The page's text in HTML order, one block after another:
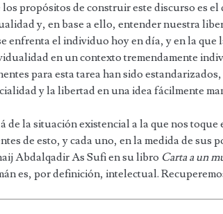
propósitos de construir este discurso es
y, en base a ello, entender nuestra
enfrenta el individuo hoy en día, y en la que
en un contexto tremendamente
para esta tarea han sido
y la libertad en una idea fácilmente
de la situación existencial a la que nos
de esto, y cada uno, en la medida de sus
Abdalqadir As Sufi en su libro Carta a un
es, por definición, intelectual.